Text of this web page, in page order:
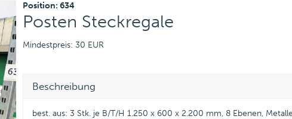
Position: 634
Posten Steckregale
Mindestpreis: 30 EUR
Beschreibung
best. aus: 3 Stk. je B/T/H 1.250 x 600 x 2.200 mm, 8 Ebenen,